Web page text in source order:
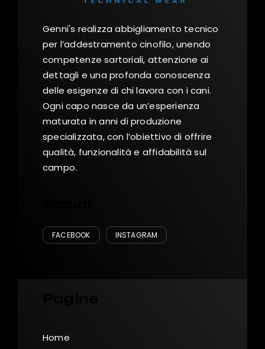
Genni's realizza abbigliamento tecnico
per l’addestramento cinofilo, unendo
competenze sartoriali, attenzione ai
dettagli e una profonda conoscenza
delle esigenze di chi lavora con i cani.
Ogni capo nasce da un’esperienza
maturata in anni di produzione
specializzata, con l’obiettivo di offrire
qualità, funzionalità e affidabilità sul
campo.
FACEBOOK INSTAGRAM
Home